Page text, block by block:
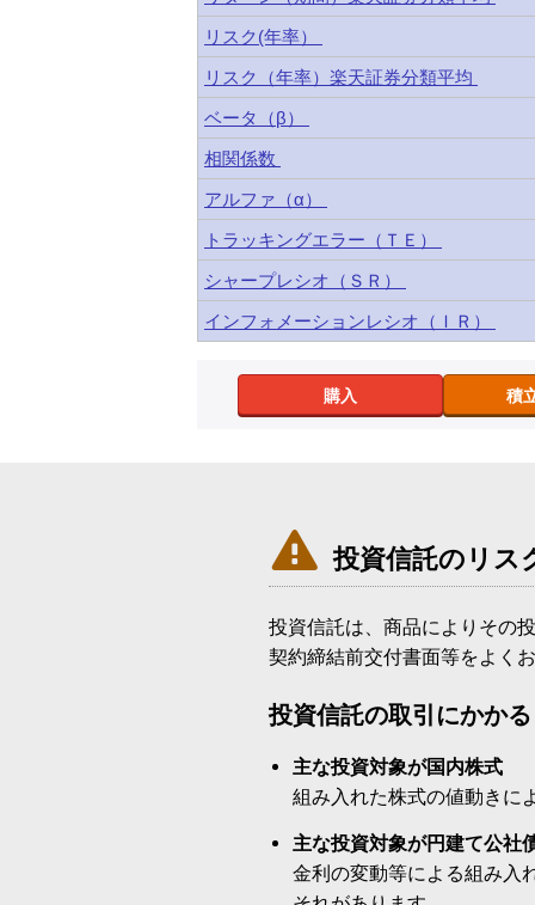
リスク(年率）
リスク（年率）楽天証券分類平均
ベータ（β）
相関係数
アルファ（α）
トラッキングエラー（ＴＥ）
シャープレシオ（ＳＲ）
インフォメーションレシオ（ＩＲ）
購入 積
 投資信託のリス
投資信託は、商品によりその
契約締結前交付書面等をよく
投資信託の取引にかか
主な投資対象が国内株式
組み入れた株式の値動きに
主な投資対象が円建て公社
金利の変動等による組み入